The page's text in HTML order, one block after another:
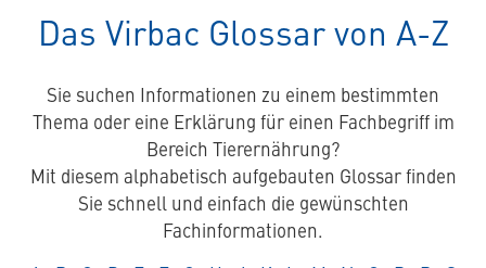
Das Virbac Glossar von A-Z
Sie suchen Informationen zu einem bestimmten
Thema oder eine Erklärung für einen Fachbegriff im
Bereich Tierernährung?
Mit diesem alphabetisch aufgebauten Glossar finden
Sie schnell und einfach die gewünschten
Fachinformationen.